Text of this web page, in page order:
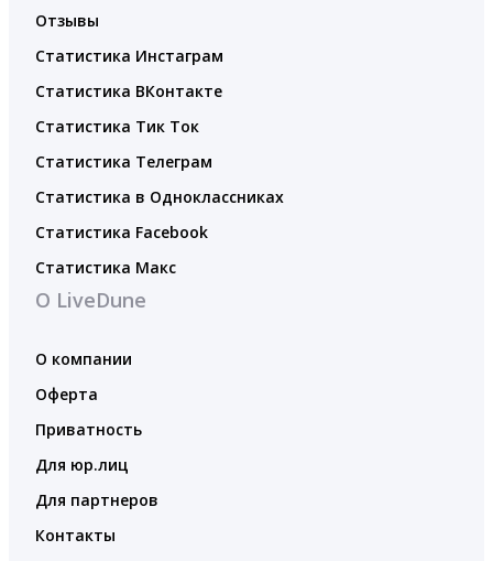
Отзывы
Статистика Инстаграм
Статистика ВКонтакте
Статистика Тик Ток
Статистика Телеграм
Статистика в Одноклассниках
Статистика Facebook
Статистика Макс
О LiveDune
О компании
Оферта
Приватность
Для юр.лиц
Для партнеров
Контакты